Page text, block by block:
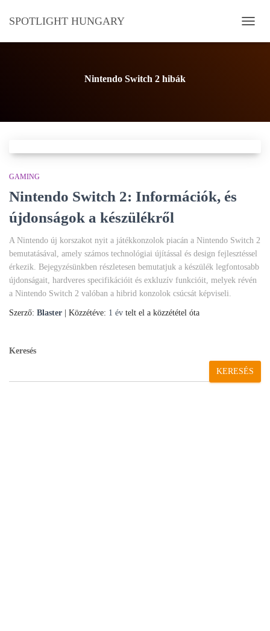
SPOTLIGHT HUNGARY
BE-/
Nintendo Switch 2 hibák
GAMING
Nintendo Switch 2: Információk, és
újdonságok a készülékről
A Nintendo új korszakot nyit a játékkonzolok piacán a Nintendo Switch 2
bemutatásával, amely számos technológiai újítással és design fejlesztéssel
érkezik. Bejegyzésünkben részletesen bemutatjuk a készülék legfontosabb
újdonságait, hardveres specifikációit és exkluzív funkcióit, melyek révén
a Nintendo Switch 2 valóban a hibrid konzolok csúcsát képviseli.
Szerző: Blaster | Közzétéve: 1 év telt el a közzététel óta
Keresés
KERESÉS